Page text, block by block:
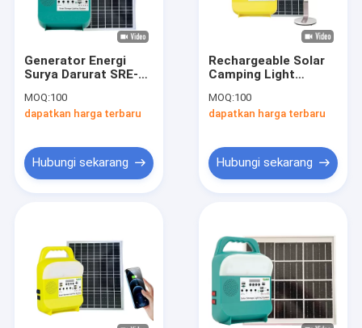
Tentang kita
Sistem Pencahayaan Rumah Tenaga Surya
Generator Surya Portabel
Lampu Jalan Tenaga Surya
Kit Lampu Tenaga Surya
Lampu Taman Surya
Generator Energi
Surya Darurat SRE-
Listrik Portabel
Pengisian Baterai
MOQ:100
dapatkan harga terbaru
Hubungi sekarang
Rechargeable Solar
Camping Light
Terang Tinggi
Darurat Luar
MOQ:100
dapatkan harga terbaru
Hubungi sekarang